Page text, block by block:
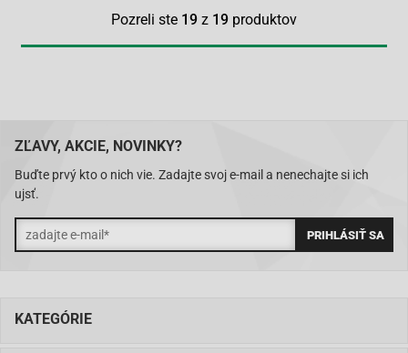
Pozreli ste 19 z 19 produktov
ZĽAVY, AKCIE, NOVINKY?
Buďte prvý kto o nich vie. Zadajte svoj e-mail a nenechajte si ich
ujsť.
KATEGÓRIE